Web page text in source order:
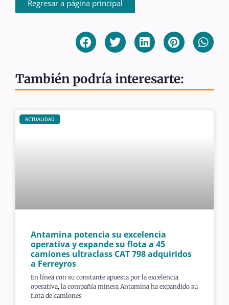
Regresar a página principal
También podría interesarte:
ACTUALIDAD
Antamina potencia su excelencia
operativa y expande su flota a 45
camiones ultraclass CAT 798 adquiridos
a Ferreyros
En línea con su constante apuesta por la excelencia
operativa, la compañía minera Antamina ha expandido su
flota de camiones